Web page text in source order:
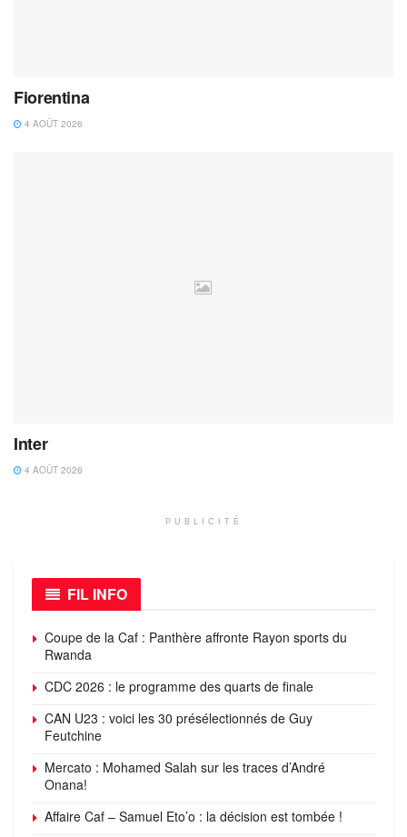
Fiorentina
4 AOÛT 2026
Inter
4 AOÛT 2026
PUBLICITÉ
FIL INFO
Coupe de la Caf : Panthère affronte Rayon sports du
Rwanda
CDC 2026 : le programme des quarts de finale
CAN U23 : voici les 30 présélectionnés de Guy
Feutchine
Mercato : Mohamed Salah sur les traces d’André
Onana!
Affaire Caf – Samuel Eto’o : la décision est tombée !